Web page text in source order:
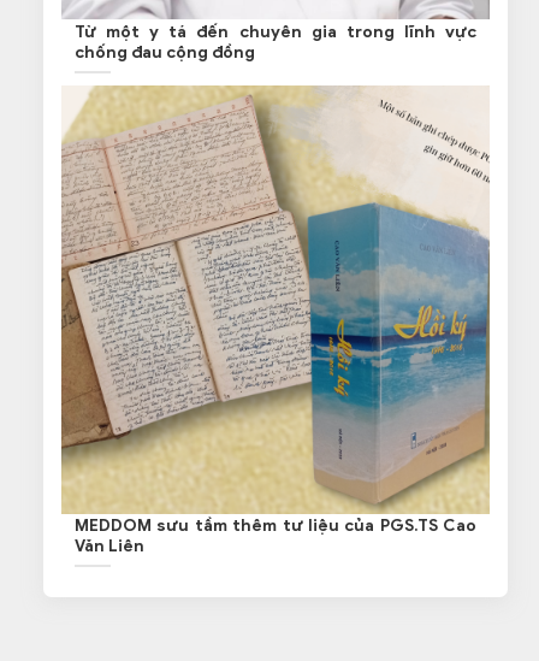
Từ một y tá đến chuyên gia trong lĩnh vực
chống đau cộng đồng
MEDDOM sưu tầm thêm tư liệu của PGS.TS Cao
Văn Liên